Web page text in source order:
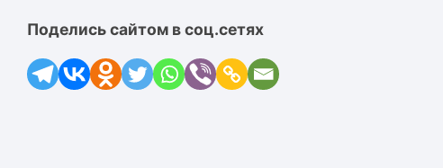
Поделись сайтом в соц.сетях